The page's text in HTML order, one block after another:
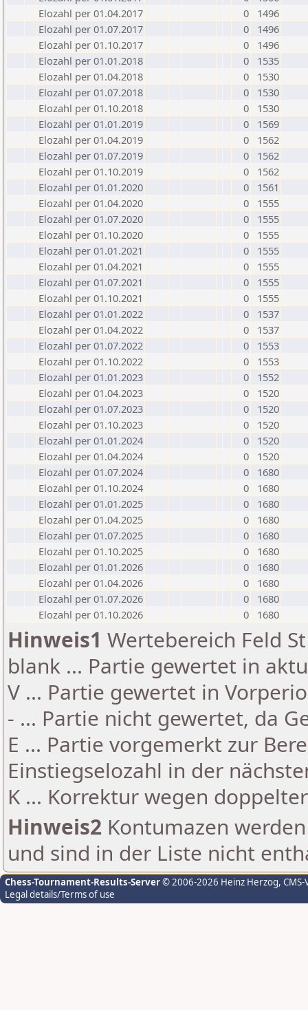
Elozahl per 01.04.2017
0
1496
Elozahl per 01.07.2017
0
1496
Elozahl per 01.10.2017
0
1496
Elozahl per 01.01.2018
0
1535
Elozahl per 01.04.2018
0
1530
Elozahl per 01.07.2018
0
1530
Elozahl per 01.10.2018
0
1530
Elozahl per 01.01.2019
0
1569
Elozahl per 01.04.2019
0
1562
Elozahl per 01.07.2019
0
1562
Elozahl per 01.10.2019
0
1562
Elozahl per 01.01.2020
0
1561
Elozahl per 01.04.2020
0
1555
Elozahl per 01.07.2020
0
1555
Elozahl per 01.10.2020
0
1555
Elozahl per 01.01.2021
0
1555
Elozahl per 01.04.2021
0
1555
Elozahl per 01.07.2021
0
1555
Elozahl per 01.10.2021
0
1555
Elozahl per 01.01.2022
0
1537
Elozahl per 01.04.2022
0
1537
Elozahl per 01.07.2022
0
1553
Elozahl per 01.10.2022
0
1553
Elozahl per 01.01.2023
0
1552
Elozahl per 01.04.2023
0
1520
Elozahl per 01.07.2023
0
1520
Elozahl per 01.10.2023
0
1520
Elozahl per 01.01.2024
0
1520
Elozahl per 01.04.2024
0
1520
Elozahl per 01.07.2024
0
1680
Elozahl per 01.10.2024
0
1680
Elozahl per 01.01.2025
0
1680
Elozahl per 01.04.2025
0
1680
Elozahl per 01.07.2025
0
1680
Elozahl per 01.10.2025
0
1680
Elozahl per 01.01.2026
0
1680
Elozahl per 01.04.2026
0
1680
Elozahl per 01.07.2026
0
1680
Elozahl per 01.10.2026
0 1680
Hinweis1 Wertebereich Feld
blank ... Partie gewertet in
V ... Partie gewertet in
- ... Partie nicht gewertet, da
E ... Partie vorgemerkt zur
Einstiegselozahl in der
K ... Korrektur wegen
Hinweis2 Kontumazen
und sind in der Liste nicht
Chess-Tournament-Results-Server© 2006-2026 Heinz Herzog,
Legal details/Terms of use